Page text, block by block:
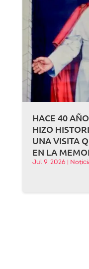
HACE 40
HIZO
UNA VISITA
EN LA
Jul 9, 2026